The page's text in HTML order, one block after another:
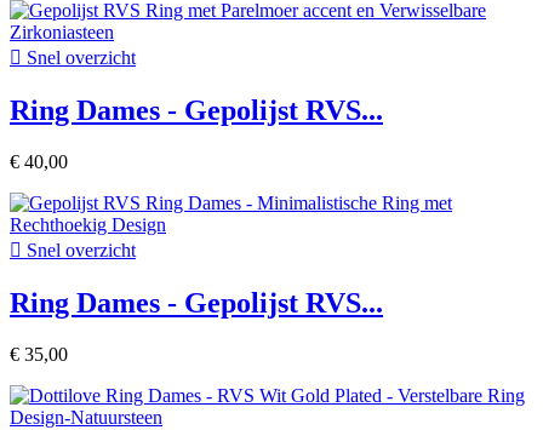
 Snel overzicht
Ring Dames - Gepolijst RVS...
€ 40,00
 Snel overzicht
Ring Dames - Gepolijst RVS...
€ 35,00